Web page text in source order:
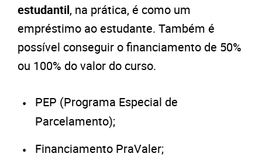
estudantil, na prática, é como um
empréstimo ao estudante. Também é
possível conseguir o financiamento de 50%
ou 100% do valor do curso.
PEP (Programa Especial de
Parcelamento);
Financiamento PraValer;